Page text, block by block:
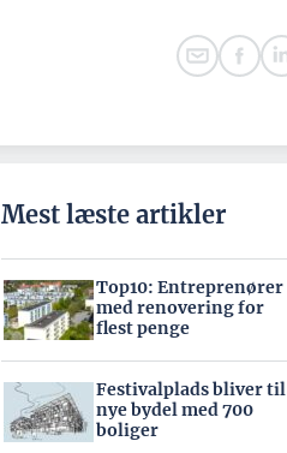
Mest læste artikler
Top10: Entreprenører
med renovering for
flest penge
Festivalplads bliver til
nye bydel med 700
boliger